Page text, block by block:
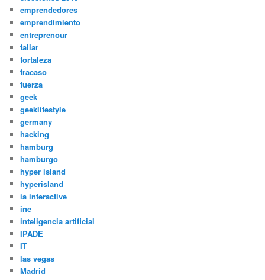
emprendedores
emprendimiento
entreprenour
fallar
fortaleza
fracaso
fuerza
geek
geeklifestyle
germany
hacking
hamburg
hamburgo
hyper island
hyperisland
ia interactive
ine
inteligencia artificial
IPADE
IT
las vegas
Madrid